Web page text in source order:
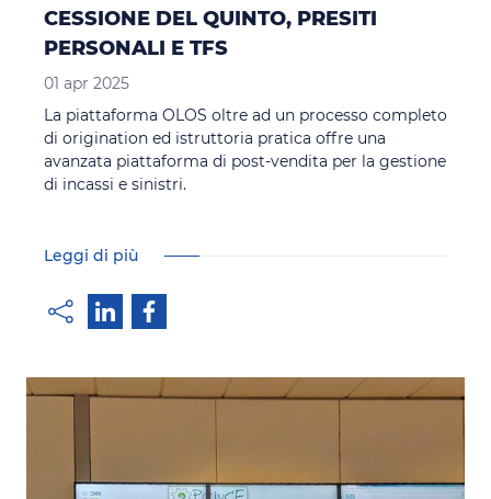
CESSIONE DEL QUINTO, PRESITI
PERSONALI E TFS
01 apr 2025
La piattaforma OLOS oltre ad un processo completo
di origination ed istruttoria pratica offre una
avanzata piattaforma di post-vendita per la gestione
di incassi e sinistri.
Leggi di più